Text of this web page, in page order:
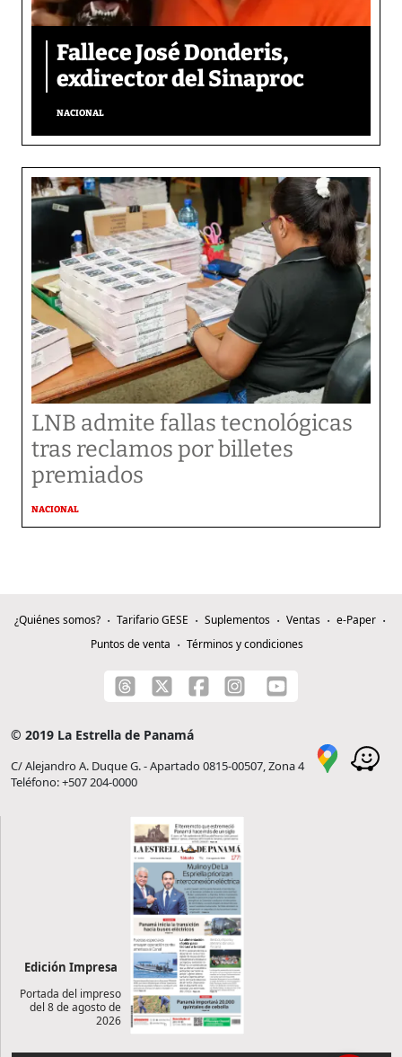
Fallece José Donderis,
exdirector del Sinaproc
NACIONAL
LNB admite fallas tecnológicas
tras reclamos por billetes
premiados
NACIONAL
¿Quiénes somos? Tarifario GESE Suplementos Ventas
e-Paper
Puntos de venta
Términos y condiciones
© 2019 La Estrella de Panamá
C/ Alejandro A. Duque G. - Apartado 0815-00507, Zona 4
Teléfono: +507 204-0000
Edición Impresa
Portada del impreso
del 8 de agosto de
2026